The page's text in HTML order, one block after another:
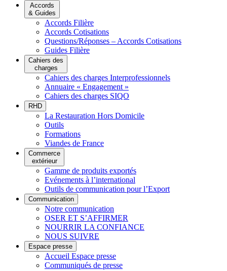
Accords
& Guides
Accords Filière
Accords Cotisations
Questions/Réponses – Accords Cotisations
Guides Filière
Cahiers des
charges
Cahiers des charges Interprofessionnels
Annuaire « Engagement »
Cahiers des charges SIQO
RHD
La Restauration Hors Domicile
Outils
Formations
Viandes de France
Commerce
extérieur
Gamme de produits exportés
Evénements à l’international
Outils de communication pour l’Export
Communication
Notre communication
OSER ET S’AFFIRMER
NOURRIR LA CONFIANCE
NOUS SUIVRE
Espace presse
Accueil Espace presse
Communiqués de presse